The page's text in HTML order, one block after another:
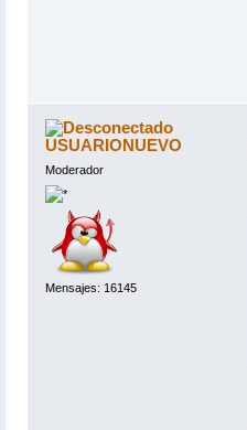
USUARIONUEVO
Moderador
Mensajes: 16145